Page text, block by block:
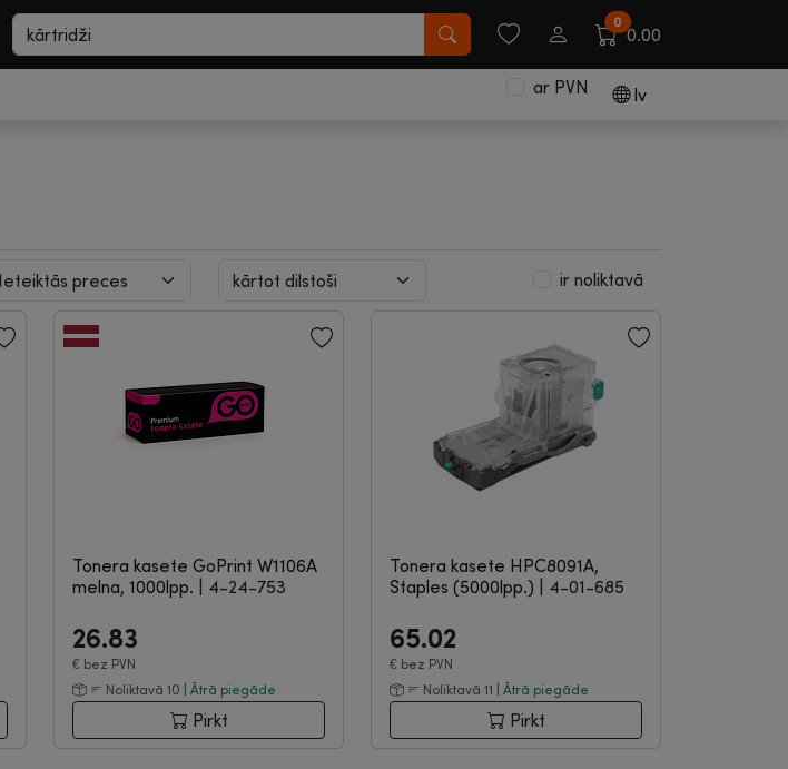
0
0.00
ar PVN lv
ir noliktavā
Tonera kasete GoPrint W1106A
melna, 1000lpp.
4-24-753
26.83
€ bez PVN
Noliktavā 10 | Ātrā piegāde
Pirkt
Tonera kasete HPC8091A,
Staples (5000lpp.)
4-01-685
65.02
€ bez PVN
Noliktavā 11 | Ātrā piegāde
Pirkt